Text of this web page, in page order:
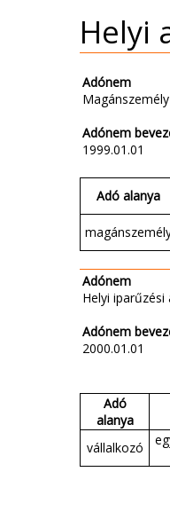
Helyi
Adónem
Adónem
1999.01.01
Adó alanya
Adónem
Helyi
Adónem
2000.01.01
Adó
alanya
vállalkozó